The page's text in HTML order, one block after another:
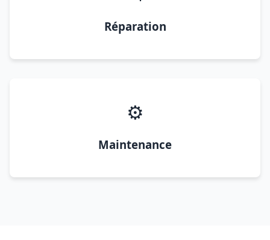
Réparation
⚙️
Maintenance